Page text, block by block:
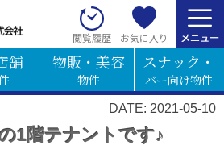
閲覧履歴 お気に入り
舗 物販・美容
物件
スナック・
バー向け物件
DATE: 2021-05-10
1階テナントです♪